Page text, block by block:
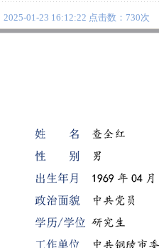
2025-01-23 16:12:22 点击数： 730次